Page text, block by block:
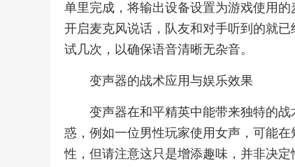
单里完成，将输出设备设置为游戏使用
开启麦克风说话，队友和对手听到的就
试几次，以确保语音清晰无杂音。
变声器的战术应用与娱乐效果
变声器在和平精英中能带来独特的
惑，例如一位男性玩家使用女声，可能
性，但请注意这只是增添趣味，并非决